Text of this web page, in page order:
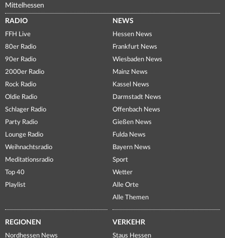
Mittelhessen
RADIO
FFH Live
80er Radio
90er Radio
2000er Radio
Rock Radio
Oldie Radio
Schlager Radio
Party Radio
Lounge Radio
Weihnachtsradio
Meditationsradio
Top 40
Playlist
NEWS
Hessen News
Frankfurt News
Wiesbaden News
Mainz News
Kassel News
Darmstadt News
Offenbach News
Gießen News
Fulda News
Bayern News
Sport
Wetter
Alle Orte
Alle Themen
REGIONEN
Nordhessen News
VERKEHR
Staus Hessen